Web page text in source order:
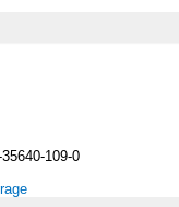
109-0